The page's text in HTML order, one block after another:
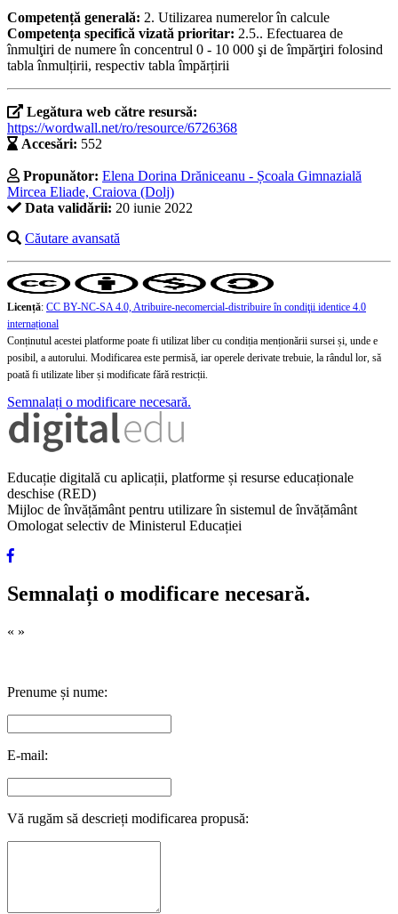
Competență generală: 2. Utilizarea numerelor în calcule
Competența specifică vizată prioritar: 2.5.. Efectuarea de
înmulţiri de numere în concentrul 0 - 10 000 şi de împărţiri folosind
tabla înmulțirii, respectiv tabla împărțirii
Legătura web către resursă:
https://wordwall.net/ro/resource/6726368
Accesări: 552
Propunător: Elena Dorina Drăniceanu - Școala Gimnazială
Mircea Eliade, Craiova (Dolj)
Data validării: 20 iunie 2022
Căutare avansată
Licență: CC BY-NC-SA 4.0, Atribuire-necomercial-distribuire în condiţii identice 4.0
internațional
Conținutul acestei platforme poate fi utilizat liber cu condiția menționării sursei și, unde e
posibil, a autorului. Modificarea este permisă, iar operele derivate trebuie, la rândul lor, să
poată fi utilizate liber și modificate fără restricții.
Semnalați o modificare necesară.
Educație digitală cu aplicații, platforme și resurse educaționale
deschise (RED)
Mijloc de învățământ pentru utilizare în sistemul de învățământ
Omologat selectiv de Ministerul Educației
Semnalați o modificare necesară.
« »
Prenume și nume:
E-mail:
Vă rugăm să descrieți modificarea propusă: